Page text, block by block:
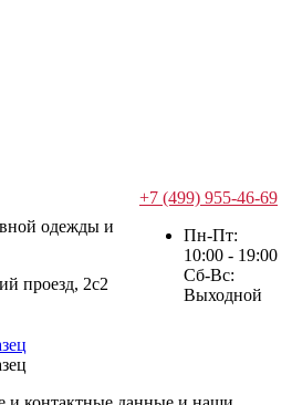
одежды и
проезд, 2с2
+7 (499) 955-46-69
Пн-Пт:
10:00 - 19:00
Сб-Вс:
Выходной